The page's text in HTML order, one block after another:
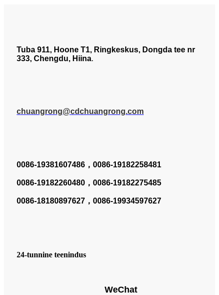
Tuba 911, Hoone T1, Ringkeskus, Dongda tee nr
333, Chengdu, Hiina.
chuangrong@cdchuangrong.com
0086-19381607486， 0086-19182258481
0086-19182260480， 0086-19182275485
0086-18180897627，0086-19934597627
24-tunnine teenindus
WeChat